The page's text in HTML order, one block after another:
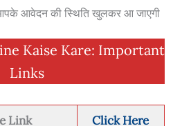
आवेदन की स्थिति खुलकर आ जाएगी
Kaise Kare: Important
Links
Link Click Here